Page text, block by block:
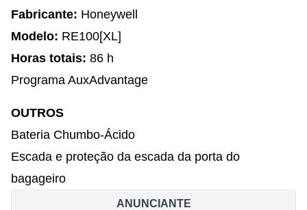
Fabricante: Honeywell
Modelo: RE100[XL]
Horas totais: 86 h
Programa AuxAdvantage
OUTROS
Bateria Chumbo-Ácido
Escada e proteção da escada da porta do
bagageiro
ANUNCIANTE